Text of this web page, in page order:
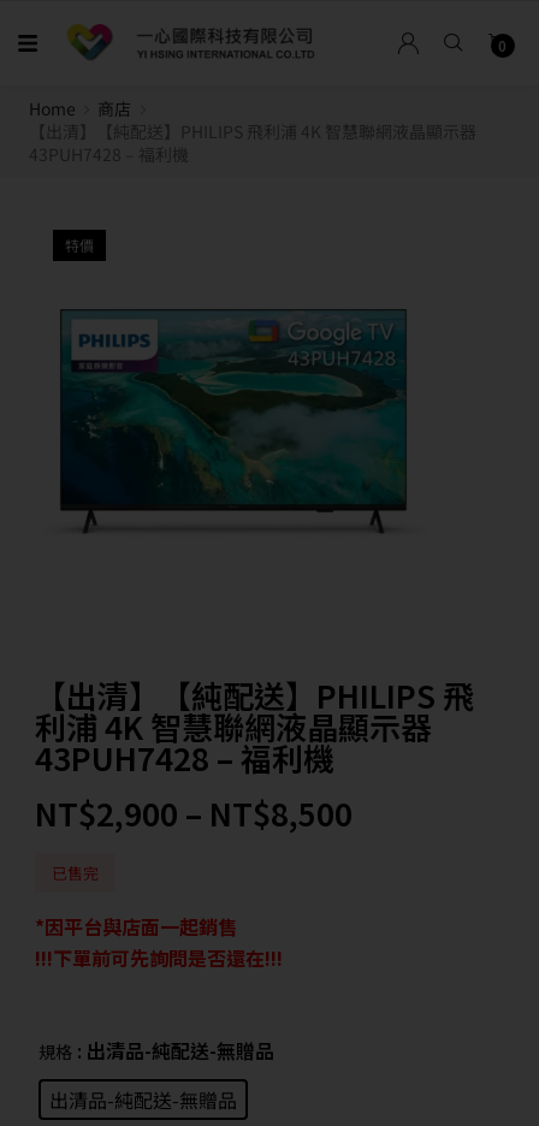
0
Home
商店
【出清】【純配送】PHILIPS 飛利浦 4K 智慧聯網液晶顯示器
43PUH7428 – 福利機
特價
【出清】【純配送】PHILIPS 飛
利浦 4K 智慧聯網液晶顯示器
43PUH7428 – 福利機
NT$2,900 – NT$8,500
已售完
*因平台與店面一起銷售
!!!下單前可先詢問是否還在!!!
規格 : 出清品-純配送-無贈品
出清品-純配送-無贈品